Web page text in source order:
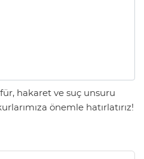
hakaret ve suç unsuru
önemle hatırlatırız!